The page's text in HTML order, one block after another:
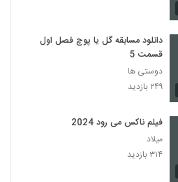
دانلود مسابقه گل یا پوچ فصل اول
قسمت 5
دوستی ها
۲۴۹ بازدید
فیلم ناکس می رود 2024
میلاد
۳۱۴ بازدید